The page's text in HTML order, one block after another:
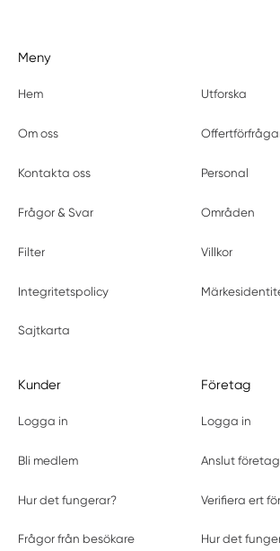
Meny
Hem Utforska
Om oss
Kontakta oss Personal
Frågor & Svar Områden
Filter Villkor
Integritetspolicy
Sajtkarta
Kunder
Logga in
Bli medlem
Hur det fungerar?
Frågor från besökare
Företag
Logga in
Anslut företag
Verifiera ert
Hur det